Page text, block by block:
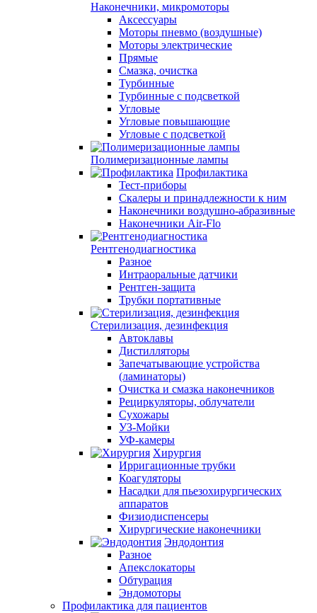
Наконечники, микромоторы
Аксессуары
Моторы пневмо (воздушные)
Моторы электрические
Прямые
Смазка, очистка
Турбинные
Турбинные с подсветкой
Угловые
Угловые повышающие
Угловые с подсветкой
Полимеризационные лампы
Профилактика
Тест-приборы
Скалеры и принадлежности к ним
Наконечники воздушно-абразивные
Наконечники Air-Flo
Рентгенодиагностика
Разное
Интраоральные датчики
Рентген-защита
Трубки портативные
Стерилизация, дезинфекция
Автоклавы
Дистилляторы
Запечатывающие устройства
(ламинаторы)
Очистка и смазка наконечников
Рециркуляторы, облучатели
Сухожары
УЗ-Мойки
УФ-камеры
Хирургия
Ирригационные трубки
Коагуляторы
Насадки для пьезохирургических
аппаратов
Физиодиспенсеры
Хирургические наконечники
Эндодонтия
Разное
Апекслокаторы
Обтурация
Эндомоторы
Профилактика для пациентов